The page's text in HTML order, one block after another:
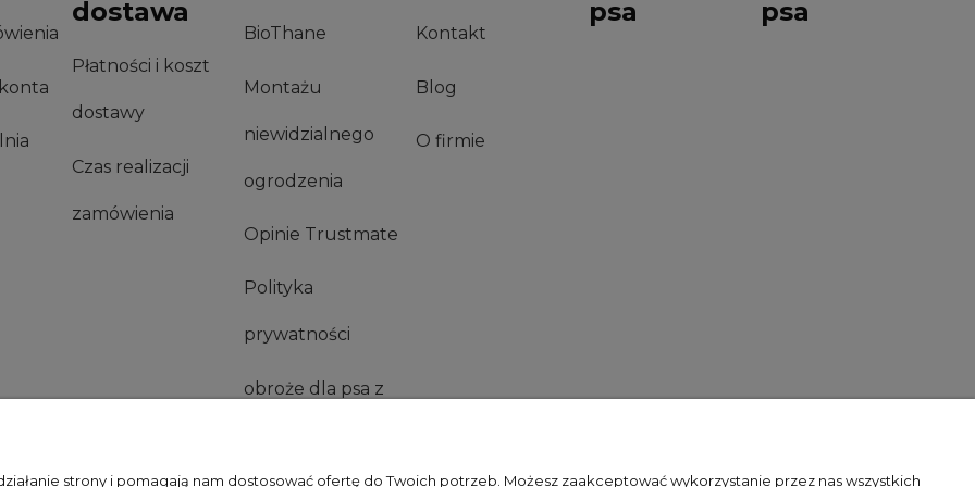
dostawa
Płatności i koszt
dostawy
Czas realizacji
zamówienia
BioThane
Montażu
niewidzialnego
ogrodzenia
Opinie Trustmate
Polityka
prywatności
obroże dla psa z
Kontakt
Blog
O firmie
psa
psa
strony i pomagają nam dostosować ofertę do Twoich potrzeb. Możesz zaakceptować wykorzystanie przez nas wszystkich